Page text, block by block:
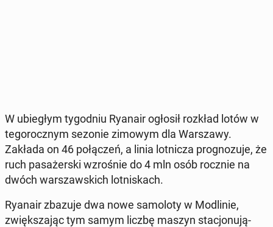
W ubie­głym ty­go­dniu Ryanair ogłosił rozkład lotów w
te­go­rocz­nym sezonie zimowym dla War­sza­wy.
Zakłada on 46 po­łą­czeń, a linia lot­ni­cza pro­gno­zu­je, że
ruch pa­sa­żer­ski wzro­śnie do 4 mln osób rocznie na
dwóch war­szaw­skich lot­ni­skach.
Ryanair zbazuje dwa nowe sa­mo­lo­ty w Mo­dli­nie,
zwięk­sza­jąc tym samym liczbę maszyn sta­cjo­nu­ją­